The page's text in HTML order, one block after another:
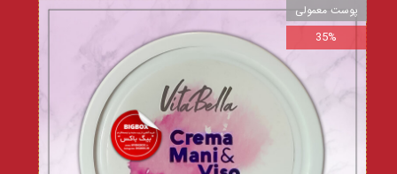
پوست معمولی
35%